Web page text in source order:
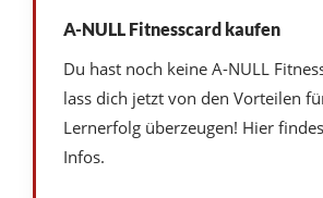
A-NULL Fitnesscard kaufen
Du hast noch keine A-NULL
lass dich jetzt von den Vorteilen
Lernerfolg überzeugen! Hier
Infos.